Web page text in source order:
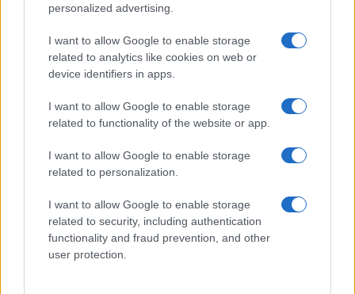
personalized advertising.
I want to allow Google to enable storage
related to analytics like cookies on web or
device identifiers in apps.
I want to allow Google to enable storage
related to functionality of the website or app.
I want to allow Google to enable storage
related to personalization.
I want to allow Google to enable storage
related to security, including authentication
functionality and fraud prevention, and other
user protection.
BlackBerry messenger iPhone-ra és Androidra
Google Hangouts: csetelj Androidon és iOS-en
Korlátozzák az Apple termékeit Amerikában
iOS 7: videóban is lehet zoomolni
BBM üzenetküldõ: holnap debütál!
LEGOLVASOTTABBAK